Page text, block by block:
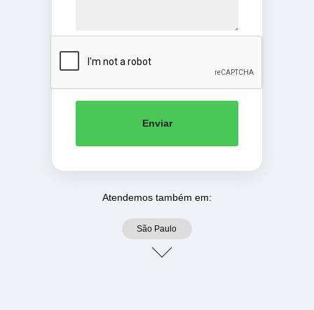
Enviar
Atendemos também em:
São Paulo